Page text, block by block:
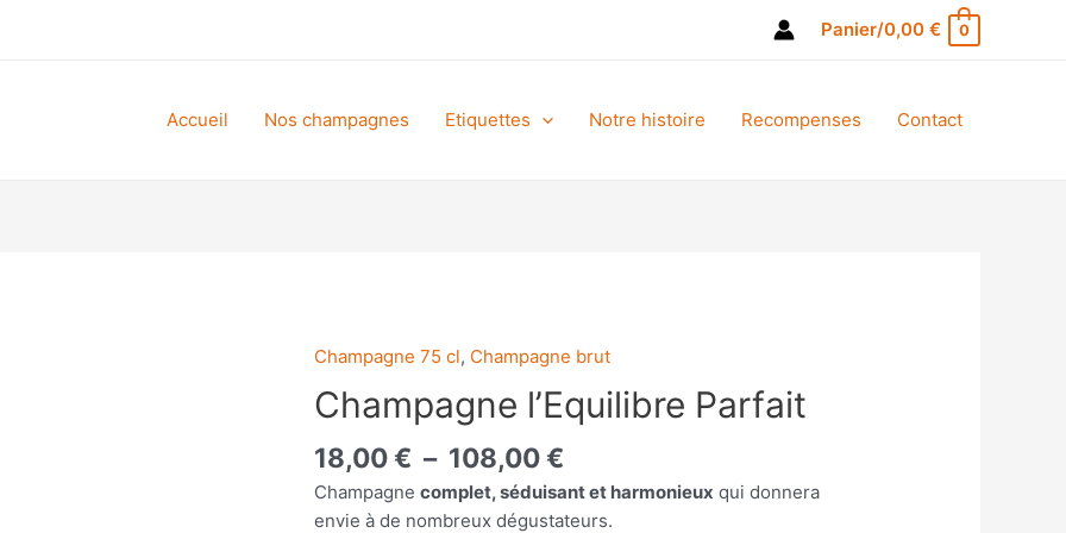
Panier/0,00 € 0
Accueil Nos champagnes Etiquettes Notre histoire Recompenses Contact
Champagne 75 cl, Champagne brut
Champagne l’Equilibre Parfait
18,00€ – 108,00€
de
prix :
Champagne complet, séduisant et harmonieux qui donnera
envie à de nombreux dégustateurs.